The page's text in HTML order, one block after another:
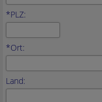
*PLZ:
*Ort:
Land: